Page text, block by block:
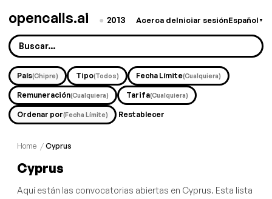
opencalls.ai ● 2013 Acerca deIniciar sesiónEspañol ▼
País(Chipre) Tipo(Todos) Fecha Límite(Cualquiera)
Remuneración(Cualquiera) Tarifa(Cualquiera)
Ordenar por(Fecha Límite) Restablecer
Home / Cyprus
Cyprus
Aquí están las convocatorias abiertas en Cyprus. Esta lista